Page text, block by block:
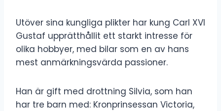
Utöver sina kungliga plikter har kung Carl XVI
Gustaf upprätthållit ett starkt intresse för
olika hobbyer, med bilar som en av hans
mest anmärkningsvärda passioner.
Han är gift med drottning Silvia, som han
har tre barn med: Kronprinsessan Victoria,